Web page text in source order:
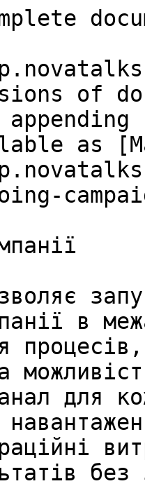
of
as
в
для